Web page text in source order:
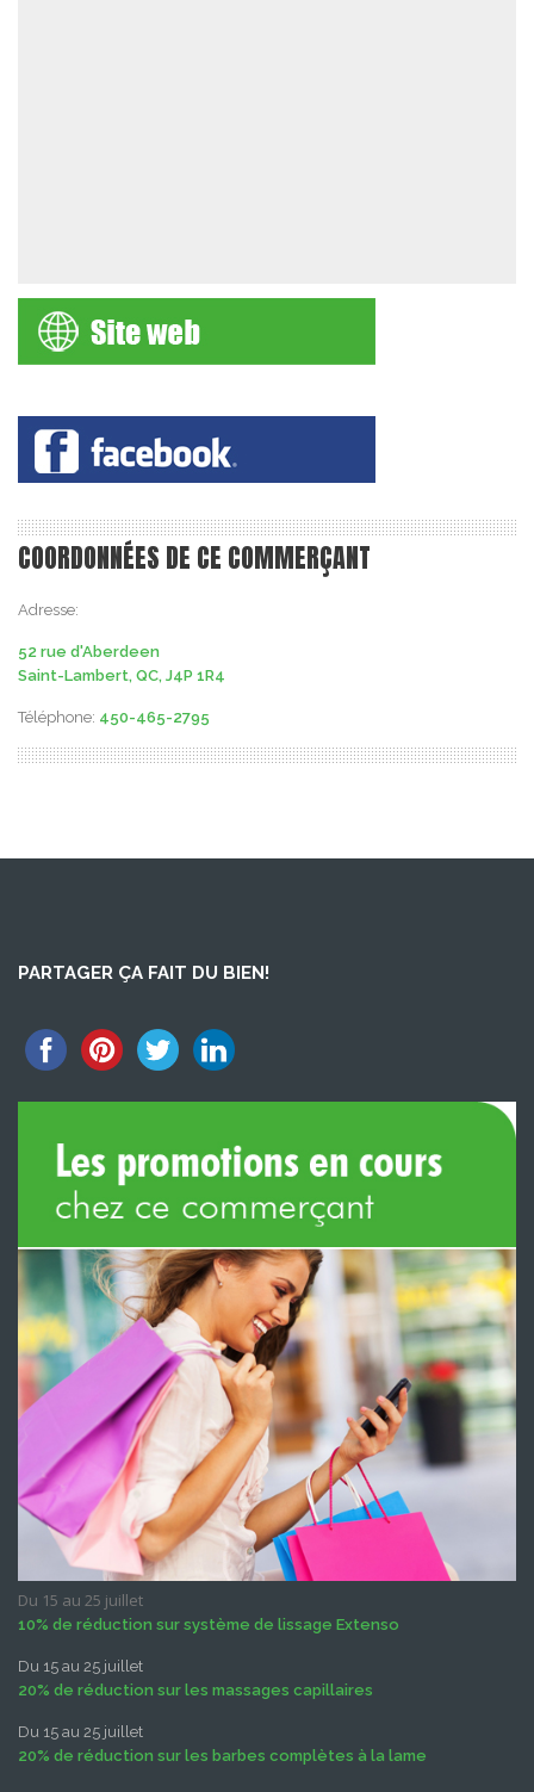
COORDONNÉES DE CE COMMERÇANT
Adresse:
52 rue d'Aberdeen
Saint-Lambert, QC, J4P 1R4
Téléphone: 450-465-2795
PARTAGER ÇA FAIT DU BIEN!
Du 15 au 25 juillet
10% de réduction sur système de lissage Extenso
Du 15 au 25 juillet
20% de réduction sur les massages capillaires
Du 15 au 25 juillet
20% de réduction sur les barbes complètes à la lame